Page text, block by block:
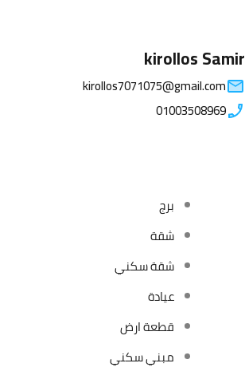
kirollos Samir
kirollos7071075@gmail.com
01003508969
برج
شقة
شقة سكني
عيادة
قطعة ارض
مبني سكني